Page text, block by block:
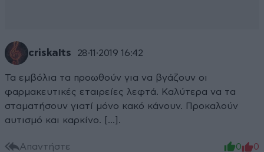
criskaΙts 28·11·2019 16:42
Τα εμβόλια τα προωθούν για να βγάζουν οι
φαρμακευτικές εταιρείες λεφτά. Καλύτερα να τα
σταματήσουν γιατί μόνο κακό κάνουν. Προκαλούν
αυτισμό και καρκίνο. [...].
Απαντήστε 0 0